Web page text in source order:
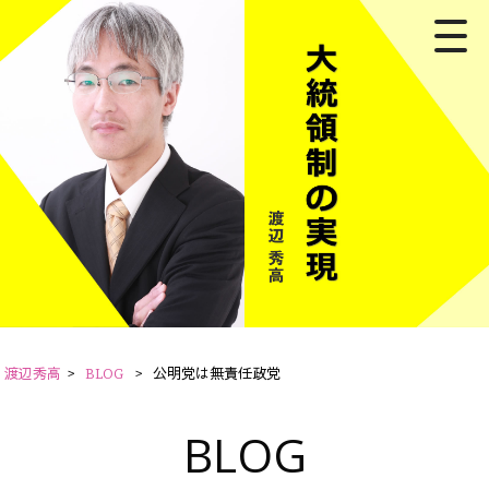
渡辺秀高 > BLOG > 公明党は無責任政党
BLOG